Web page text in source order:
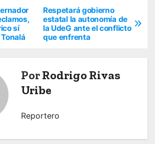
Respetará gobierno
estatal la autonomía de
la UdeG ante el conflicto
que enfrenta
sí
PorRodrigo Rivas
Uribe
Reportero